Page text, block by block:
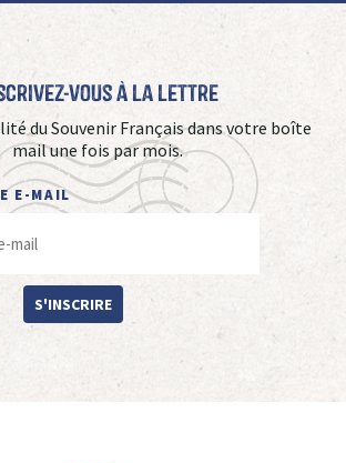
vous à La Lettre
du Souvenir Français dans votre boîte
mail une fois par mois.
E-MAIL
S'INSCRIRE